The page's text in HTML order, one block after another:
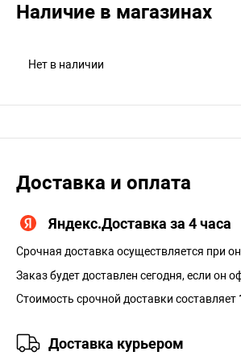
Наличие в магазинах
Нет в наличии
Доставка и оплата
Яндекс.Доставка за 4 часа
Срочная доставка осуществляется при
Заказ будет доставлен сегодня, если он
Стоимость срочной доставки составляет
Доставка курьером